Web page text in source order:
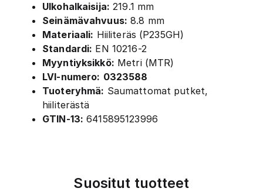
Ulkohalkaisija: 219.1 mm
Seinämävahvuus: 8.8 mm
Materiaali: Hiiliteräs (P235GH)
Standardi: EN 10216-2
Myyntiyksikkö: Metri (MTR)
LVI-numero: 0323588
Tuoteryhmä: Saumattomat putket,
hiiliterästä
GTIN-13: 6415895123996
Suositut tuotteet